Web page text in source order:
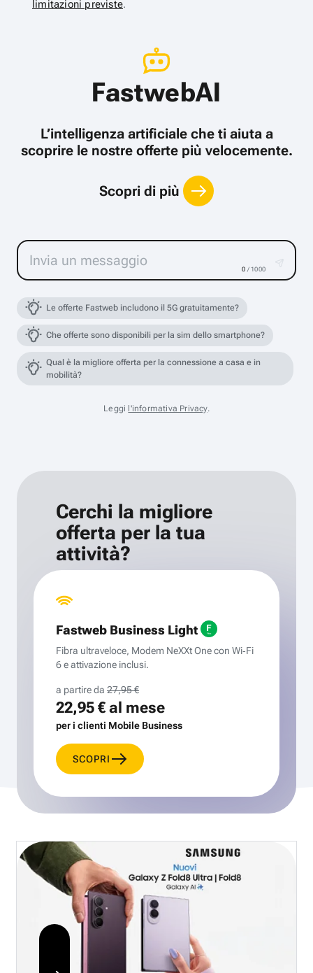
limitazioni previste.
FastwebAI
L’intelligenza artificiale che ti aiuta a
scoprire le nostre offerte più velocemente.
Scopri di più
0 / 1000
Le offerte Fastweb includono il 5G gratuitamente?
Che offerte sono disponibili per la sim dello smartphone?
Qual è la migliore offerta per la connessione a casa e in
mobilità?
Leggi l'informativa Privacy.
Cerchi la migliore
offerta per la tua
attività?
Fastweb Business Light
Fibra ultraveloce, Modem NeXXt One con Wi‑Fi
6 e attivazione inclusi.
a partire da 27,95 €
22,95 €al mese
per i clienti Mobile Business
SCOPRI